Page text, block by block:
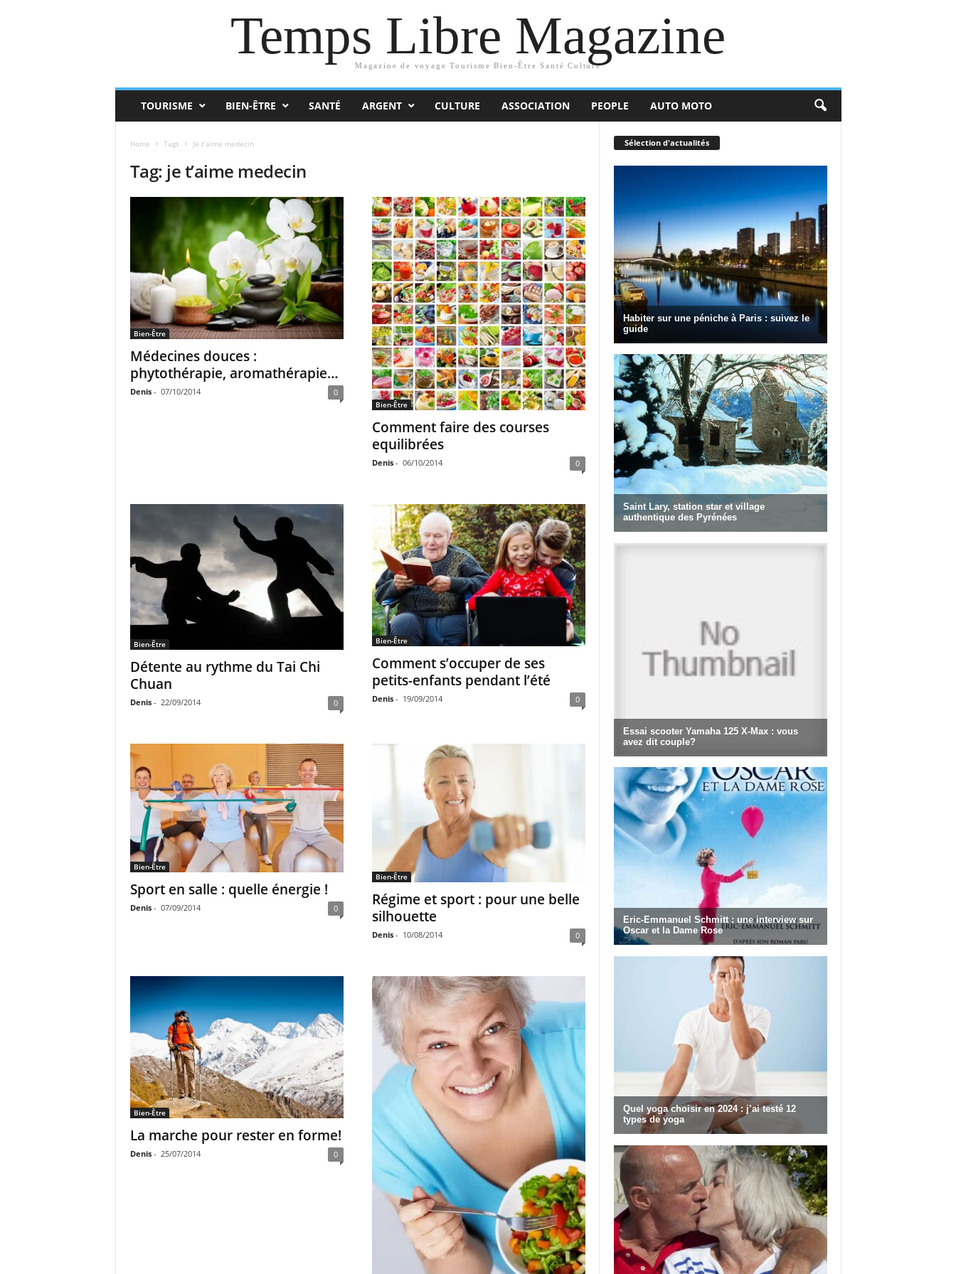
Temps Libre Magazine
Magazine de voyage Tourisme Bien-Être Santé Culture
TOURISME BIEN-ÊTRE SANTÉ ARGENT CULTURE ASSOCIATION PEOPLE AUTO MOTO
Home Tags Je t’aime medecin
Tag: je t’aime medecin
Bien-Être
Médecines douces :
phytothérapie, aromathérapie…
Denis - 07/10/2014 0
Bien-Être
Comment faire des courses
equilibrées
Denis - 06/10/2014 0
Bien-Être
Détente au rythme du Tai Chi
Chuan
Denis - 22/09/2014 0
Bien-Être
Comment s’occuper de ses
petits-enfants pendant l’été
Denis - 19/09/2014 0
Bien-Être
Sport en salle : quelle énergie !
Denis - 07/09/2014 0
Bien-Être
Régime et sport : pour une belle
silhouette
Denis - 10/08/2014 0
Bien-Être
La marche pour rester en forme!
Denis - 25/07/2014 0
Sélection d'actualités